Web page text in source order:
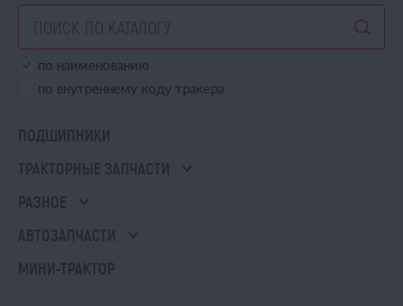
по наименованию
по внутреннему коду тракера
ПОДШИПНИКИ
ТРАКТОРНЫЕ ЗАПЧАСТИ
РАЗНОЕ
АВТОЗАПЧАСТИ
МИНИ-ТРАКТОР